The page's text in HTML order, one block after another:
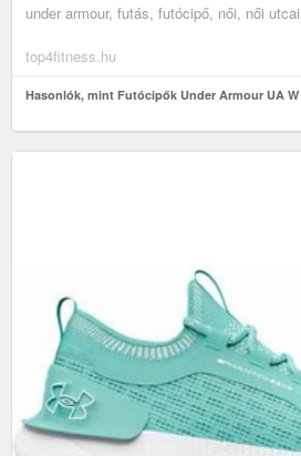
under armour, futás, futócipő, női, női
top4fitness.hu
Hasonlók, mint Futócipők Under Armour UA W